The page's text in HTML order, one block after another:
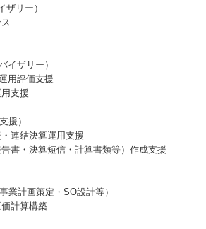
ザリー）
イザリー）
用評価支援
支援
援）
連結決算運用支援
書・決算短信・計算書類等）作成支援
業計画策定・SO設計等）
計算構築